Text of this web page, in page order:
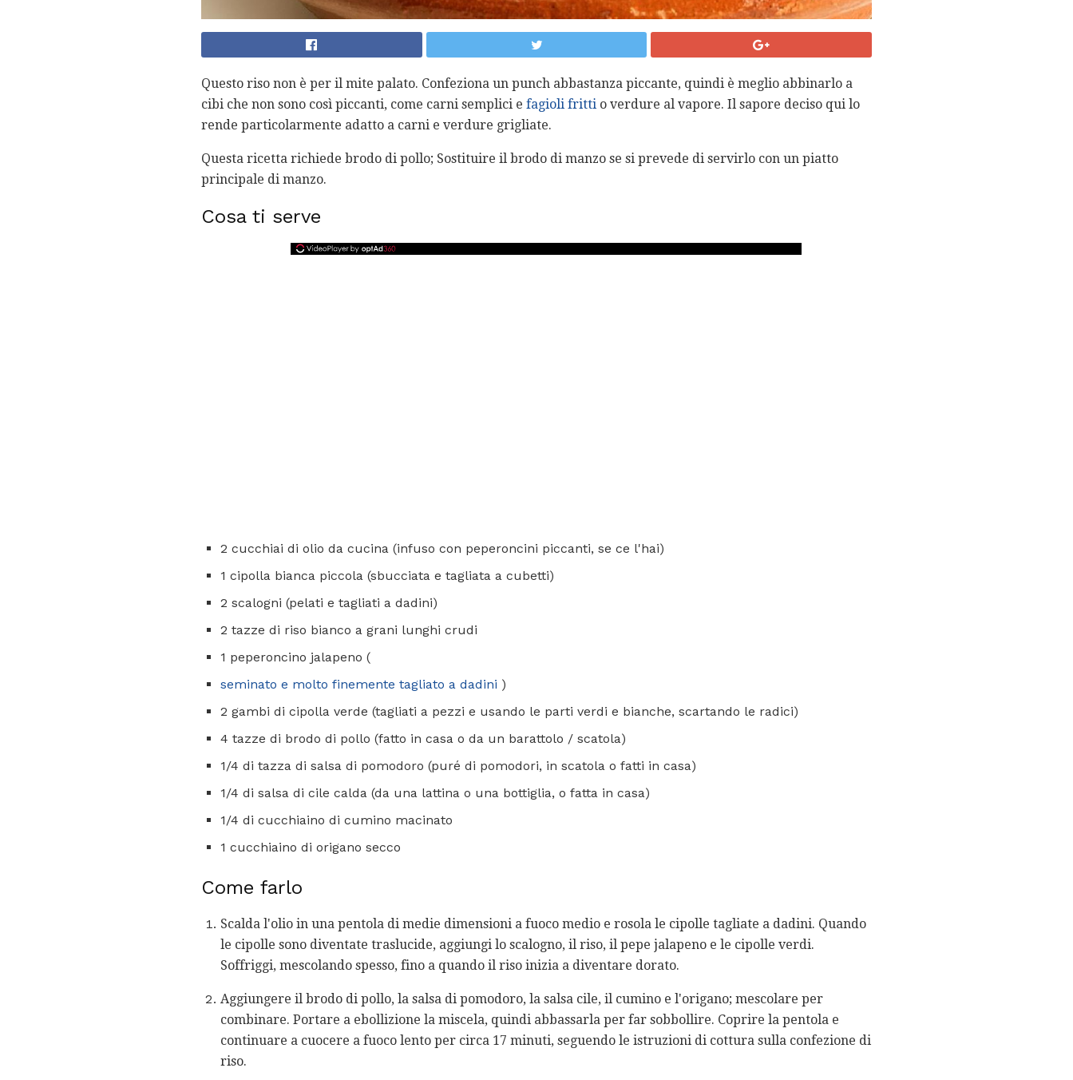
Questo riso non è per il mite palato. Confeziona un punch abbastanza piccante, quindi è meglio abbinarlo a
cibi che non sono così piccanti, come carni semplici e fagioli fritti o verdure al vapore. Il sapore deciso qui lo
rende particolarmente adatto a carni e verdure grigliate.
Questa ricetta richiede brodo di pollo; Sostituire il brodo di manzo se si prevede di servirlo con un piatto
principale di manzo.
Cosa ti serve
2 cucchiai di olio da cucina (infuso con peperoncini piccanti, se ce l'hai)
1 cipolla bianca piccola (sbucciata e tagliata a cubetti)
2 scalogni (pelati e tagliati a dadini)
2 tazze di riso bianco a grani lunghi crudi
1 peperoncino jalapeno (
seminato e molto finemente tagliato a dadini )
2 gambi di cipolla verde (tagliati a pezzi e usando le parti verdi e bianche, scartando le radici)
4 tazze di brodo di pollo (fatto in casa o da un barattolo / scatola)
1/4 di tazza di salsa di pomodoro (puré di pomodori, in scatola o fatti in casa)
1/4 di salsa di cile calda (da una lattina o una bottiglia, o fatta in casa)
1/4 di cucchiaino di cumino macinato
1 cucchiaino di origano secco
Come farlo
Scalda l'olio in una pentola di medie dimensioni a fuoco medio e rosola le cipolle tagliate a dadini. Quando
le cipolle sono diventate traslucide, aggiungi lo scalogno, il riso, il pepe jalapeno e le cipolle verdi.
Soffriggi, mescolando spesso, fino a quando il riso inizia a diventare dorato.
Aggiungere il brodo di pollo, la salsa di pomodoro, la salsa cile, il cumino e l'origano; mescolare per
combinare. Portare a ebollizione la miscela, quindi abbassarla per far sobbollire. Coprire la pentola e
continuare a cuocere a fuoco lento per circa 17 minuti, seguendo le istruzioni di cottura sulla confezione di
riso.